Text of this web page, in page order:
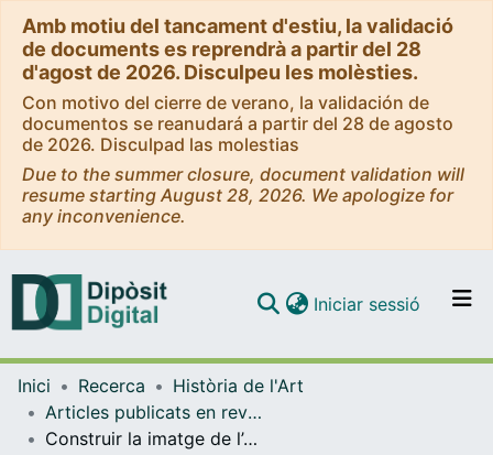
Amb motiu del tancament d'estiu, la validació
de documents es reprendrà a partir del 28
d'agost de 2026. Disculpeu les molèsties.
Con motivo del cierre de verano, la validación de
documentos se reanudará a partir del 28 de agosto
de 2026. Disculpad las molestias
Due to the summer closure, document validation will
resume starting August 28, 2026. We apologize for
any inconvenience.
Navega per tot el DD
Com publicar
Iniciar sessió (current)
Inici Recerca
Història de l'Art
Articles publicats en revistes (Història de l'Art)
Construir la imatge de l’autor: iconografia i recepció d’Àngel Guimerà